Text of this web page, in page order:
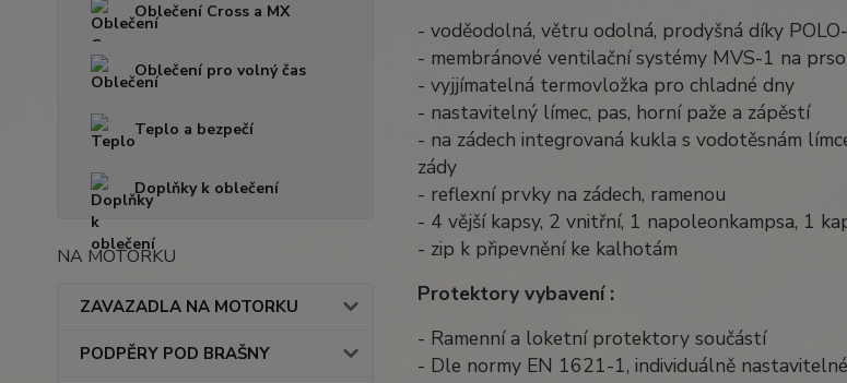
Oblečení Cross a MX
Oblečení pro volný čas
Teplo a bezpečí
Doplňky k oblečení
NA MOTORKU
ZAVAZADLA NA MOTORKU
PODPĚRY POD BRAŠNY
- voděodolná, větru odolná, prodyšná díky
- membránové ventilační systémy MVS-1 na
- vyjjímatelná termovložka pro chladné dny
- nastavitelný límec, pas, horní paže a zápěstí
- na zádech integrovaná kukla s vodotěsnám
zády
- reflexní prvky na zádech, ramenou
- 4 vější kapsy, 2 vnitřní, 1 napoleonkampsa, 1
- zip k připevnění ke kalhotám
Protektory vybavení :
- Ramenní a loketní protektory součástí
- Dle normy EN 1621-1, individuálně nastavitelné